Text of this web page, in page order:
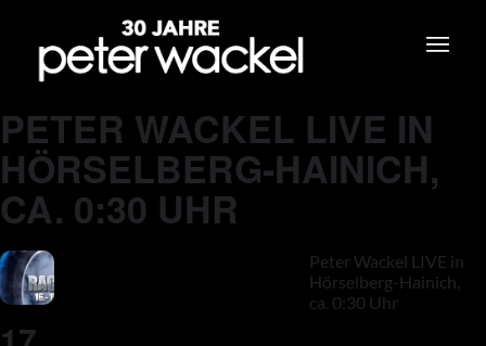
PETER WACKEL LIVE IN
HÖRSELBERG-HAINICH,
CA. 0:30 UHR
Peter Wackel LIVE in
Hörselberg-Hainich,
ca. 0:30 Uhr